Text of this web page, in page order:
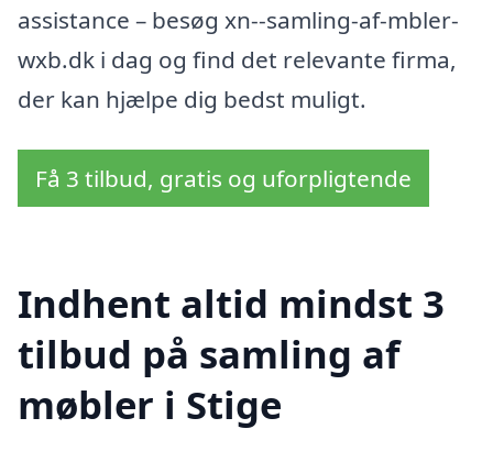
assistance – besøg xn--samling-af-mbler-
wxb.dk i dag og find det relevante firma,
der kan hjælpe dig bedst muligt.
Få 3 tilbud, gratis og uforpligtende
Indhent altid mindst 3
tilbud på samling af
møbler i Stige